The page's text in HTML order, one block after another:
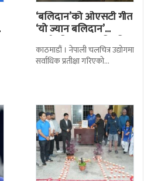
‘बलिदान’को ओएसटी गीत
‘यो ज्यान बलिदान’
सार्वजनिक, मातृभूमिप्रति
पुत्रको भावनात्मक…
काठमाडौं । नेपाली चलचित्र उद्योगमा
सर्वाधिक प्रतीक्षा गरिएको